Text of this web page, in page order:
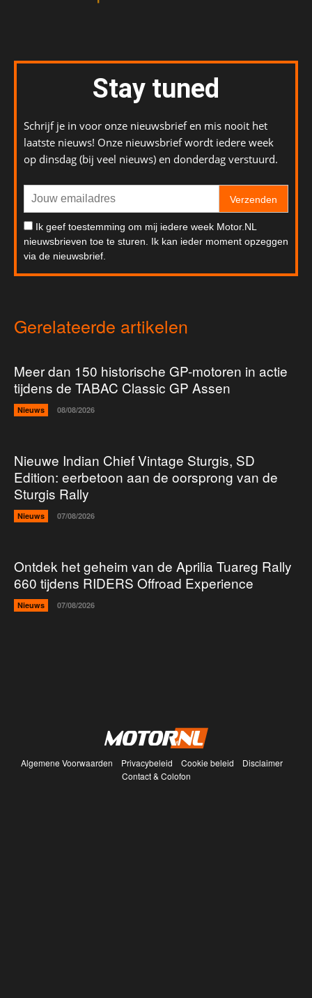
Stay tuned
Schrijf je in voor onze nieuwsbrief en mis nooit het
laatste nieuws! Onze nieuwsbrief wordt iedere week
op dinsdag (bij veel nieuws) en donderdag verstuurd.
Verzenden
Ik geef toestemming om mij iedere week Motor.NL
nieuwsbrieven toe te sturen. Ik kan ieder moment opzeggen
via de nieuwsbrief.
Gerelateerde artikelen
Meer dan 150 historische GP-motoren in actie
tijdens de TABAC Classic GP Assen
Nieuws 08/08/2026
Nieuwe Indian Chief Vintage Sturgis, SD
Edition: eerbetoon aan de oorsprong van de
Sturgis Rally
Nieuws 07/08/2026
Ontdek het geheim van de Aprilia Tuareg Rally
660 tijdens RIDERS Offroad Experience
Nieuws 07/08/2026
Algemene Voorwaarden Privacybeleid Cookie beleid
Disclaimer
Contact & Colofon